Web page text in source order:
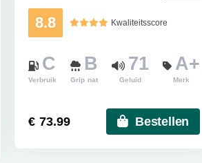
8.8 Kwaliteitsscore
C
Verbruik
B
Grip nat
71
Geluid
A+
Merk
€ 73.99 Bestellen